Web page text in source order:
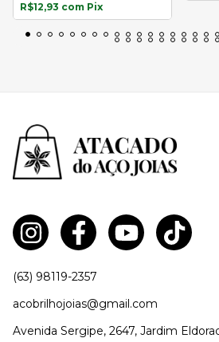
R$12,93 com Pix
(63) 98119-2357
acobrilhojoias@gmail.com
Avenida Sergipe, 2647, Jardim